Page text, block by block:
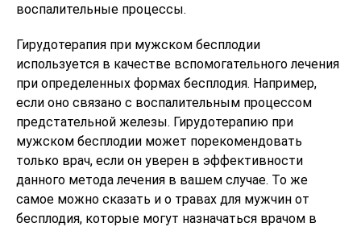
воспалительные процессы.
Гирудотерапия при мужском бесплодии
используется в качестве вспомогательного лечения
при определенных формах бесплодия. Например,
если оно связано с воспалительным процессом
предстательной железы. Гирудотерапию при
мужском бесплодии может порекомендовать
только врач, если он уверен в эффективности
данного метода лечения в вашем случае. То же
самое можно сказать и о травах для мужчин от
бесплодия, которые могут назначаться врачом в